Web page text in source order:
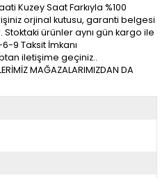
Kuzey Saat Farkıyla %100
orjinal kutusu, garanti belgesi
Stoktaki ürünler aynı gün kargo ile
9 Taksit İmkanı
iletişime geçiniz..
MAĞAZALARIMIZDAN DA